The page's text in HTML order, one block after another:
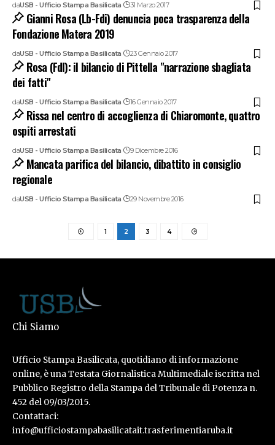
daUSB - Ufficio Stampa Basilicata 31 Marzo 2017
Gianni Rosa (Lb-Fdi) denuncia poca trasparenza della
Fondazione Matera 2019
daUSB - Ufficio Stampa Basilicata 23 Gennaio 2017
Rosa (FdI): il bilancio di Pittella "narrazione sbagliata
dei fatti"
daUSB - Ufficio Stampa Basilicata 16 Gennaio 2017
Rissa nel centro di accoglienza di Chiaromonte, quattro
ospiti arrestati
daUSB - Ufficio Stampa Basilicata 9 Dicembre 2016
Mancata parifica del bilancio, dibattito in consiglio
regionale
daUSB - Ufficio Stampa Basilicata 29 Novembre 2016
1 2 3 4
Chi Siamo
Ufficio Stampa Basilicata, quotidiano di informazione
online, è una Testata Giornalistica Multimediale iscritta nel
Pubblico Registro della Stampa del Tribunale di Potenza n.
452 del 09/03/2015.
Contattaci:
info@ufficiostampabasilicatait.trasferimentiaruba.it